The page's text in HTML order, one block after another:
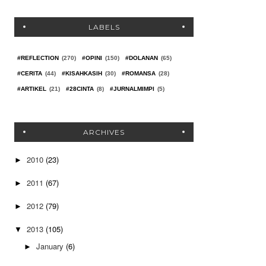
LABELS
#REFLECTION (270) #OPINI (150) #DOLANAN (65)
#CERITA (44) #KISAHKASIH (30) #ROMANSA (28)
#ARTIKEL (21) #28CINTA (8) #JURNALMIMPI (5)
ARCHIVES
► 2010 (23)
► 2011 (67)
► 2012 (79)
▼ 2013 (105)
► January (6)